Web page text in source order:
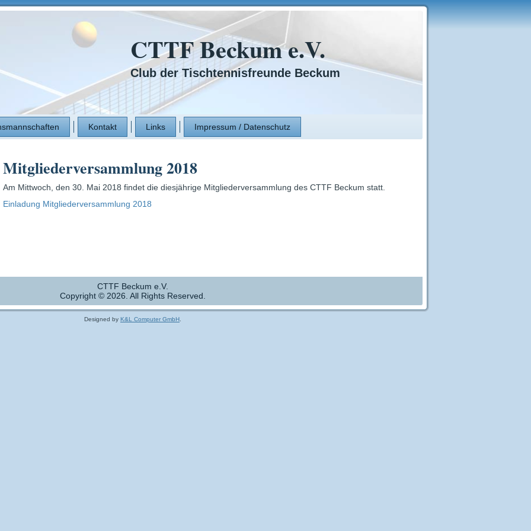
CTTF Beckum e.V.
Club der Tischtennisfreunde Beckum
Kontakt Links Impressum / Datenschutz
Mitgliederversammlung 2018
Am Mittwoch, den 30. Mai 2018 findet die diesjährige Mitgliederversammlung des CTTF Beckum statt.
Einladung Mitgliederversammlung 2018
CTTF Beckum e.V.
Copyright © 2026. All Rights Reserved.
Designed by K&L Computer GmbH